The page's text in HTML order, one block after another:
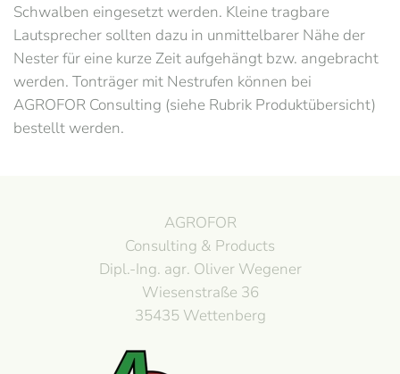
Schwalben eingesetzt werden. Kleine tragbare
Lautsprecher sollten dazu in unmittelbarer Nähe der
Nester für eine kurze Zeit aufgehängt bzw. angebracht
werden. Tonträger mit Nestrufen können bei
AGROFOR Consulting (siehe Rubrik Produktübersicht)
bestellt werden.
AGROFOR
Consulting & Products
Dipl.-Ing. agr. Oliver Wegener
Wiesenstraße 36
35435 Wettenberg